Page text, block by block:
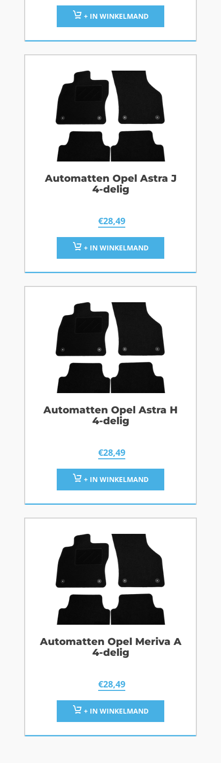
+ IN WINKELMAND
Automatten Opel Astra J
4-delig
€28,49
+ IN WINKELMAND
Automatten Opel Astra H
4-delig
€28,49
+ IN WINKELMAND
Automatten Opel Meriva A
4-delig
€28,49
+ IN WINKELMAND